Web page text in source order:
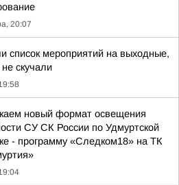
20:07
список мероприятий на выходные,
скучали
новый формат освещения
СУ СК России по Удмуртской
- программу «Следком18» на ТК